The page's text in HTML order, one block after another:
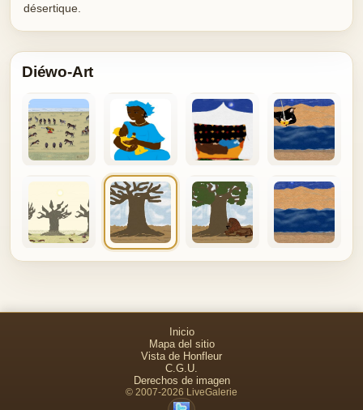
désertique.
Diéwo-Art
Inicio
Mapa del sitio
Vista de Honfleur
C.G.U.
Derechos de imagen
© 2007-2026 LiveGalerie